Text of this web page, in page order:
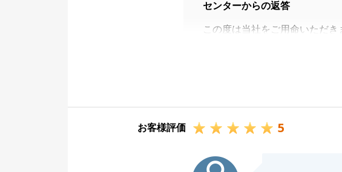
センターからの返答
この度は当社をご用命いただ
物のご準備等、T様にご尽力い
ご協力いただきまして頂きま
したが、この日を迎えること
今後、不動産関係でなくても
お客様評価 5